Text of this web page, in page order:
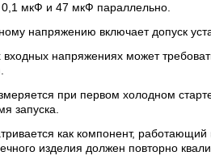
мкФ и 47 мкФ параллельно.
напряжению включает допуск
напряжениях может
при первом холодном
запуска.
как компонент,
изделия должен повторно